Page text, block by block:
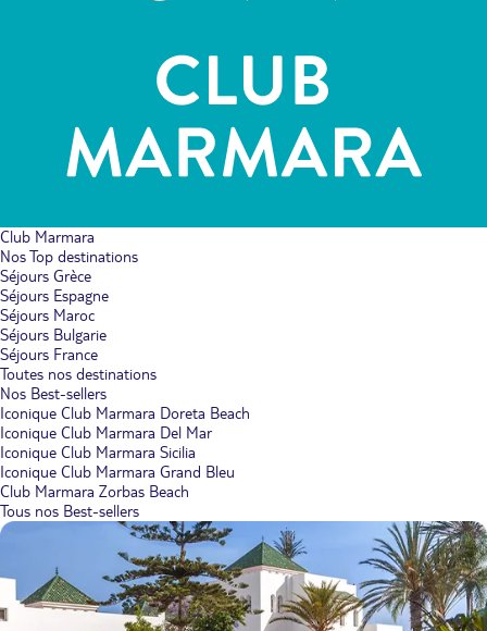
Club Marmara
Nos Top destinations
Séjours Grèce
Séjours Espagne
Séjours Maroc
Séjours Bulgarie
Séjours France
Toutes nos destinations
Nos Best-sellers
Iconique Club Marmara Doreta Beach
Iconique Club Marmara Del Mar
Iconique Club Marmara Sicilia
Iconique Club Marmara Grand Bleu
Club Marmara Zorbas Beach
Tous nos Best-sellers